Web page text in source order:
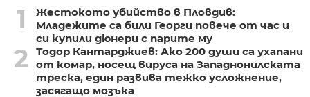
1
Жестокото убийство в Пловдив:
Младежите са били Георги повече от час и
си купили дюнери с парите му
2
Тодор Кантарджиев: Ако 200 души са ухапани
от комар, носещ вируса на Западнонилската
треска, един развива тежко усложнение,
засягащо мозъка